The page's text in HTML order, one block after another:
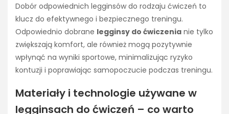
Dobór odpowiednich legginsów do rodzaju ćwiczeń to
klucz do efektywnego i bezpiecznego treningu.
Odpowiednio dobrane legginsy do ćwiczenia nie tylko
zwiększają komfort, ale również mogą pozytywnie
wpłynąć na wyniki sportowe, minimalizując ryzyko
kontuzji i poprawiając samopoczucie podczas treningu.
Materiały i technologie używane w
legginsach do ćwiczeń – co warto